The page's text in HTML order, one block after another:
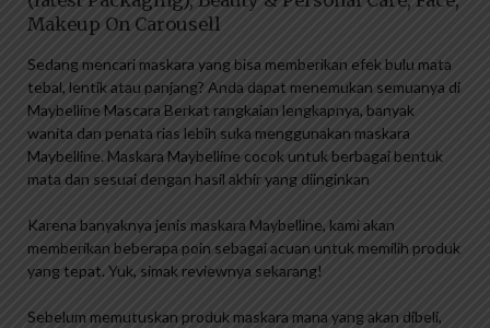
Makeup On Carousell
Sedang mencari maskara yang bisa memberikan efek bulu mata
tebal, lentik atau panjang? Anda dapat menemukan semuanya di
Maybelline Mascara Berkat rangkaian lengkapnya, banyak
wanita dan penata rias lebih suka menggunakan maskara
Maybelline. Maskara Maybelline cocok untuk berbagai bentuk
mata dan sesuai dengan hasil akhir yang diinginkan
Karena banyaknya jenis maskara Maybelline, kami akan
memberikan beberapa poin sebagai acuan untuk memilih produk
yang tepat. Yuk, simak reviewnya sekarang!
Sebelum memutuskan produk maskara mana yang akan dibeli,